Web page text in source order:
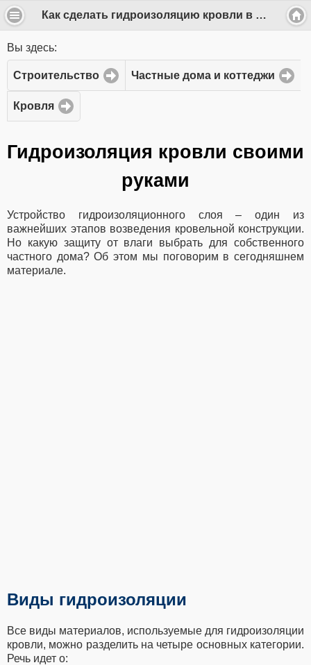
Как сделать гидроизоляцию кровли в частном доме
Вы здесь:
Строительство Частные дома и коттеджи
Кровля
Гидроизоляция кровли своими
руками
Устройство гидроизоляционного слоя – один из
важнейших этапов возведения кровельной конструкции.
Но какую защиту от влаги выбрать для собственного
частного дома? Об этом мы поговорим в сегодняшнем
материале.
Виды гидроизоляции
Все виды материалов, используемые для гидроизоляции
кровли, можно разделить на четыре основных категории.
Речь идет о: